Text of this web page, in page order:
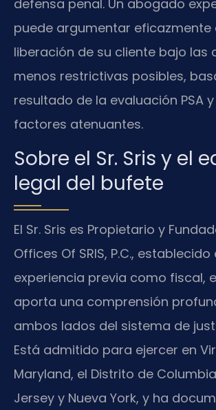
defensa penal. Un abogado
puede argumentar eficazmente
liberación de su cliente bajo las
menos restrictivas posibles,
resultado de la evaluación PSA
factores atenuantes.
Sobre el Sr. Sris y el
legal del bufete
El Sr. Sris es Propietario y
Offices Of SRIS, P.C., establecido
experiencia previa como fiscal,
aporta una comprensión
ambos lados del sistema de
Está admitido para ejercer en
Maryland, el Distrito de
Jersey y Nueva York, y ha